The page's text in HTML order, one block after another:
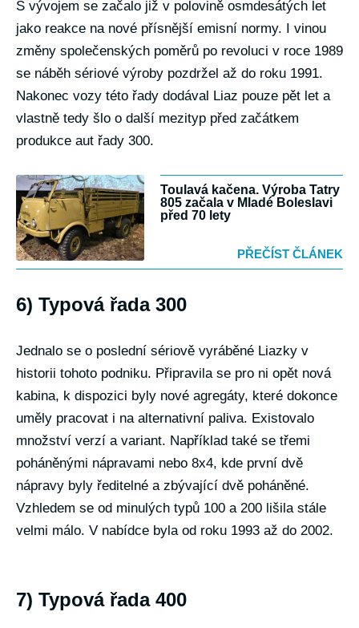
S vývojem se začalo již v polovině osmdesátých let
jako reakce na nové přísnější emisní normy. I vinou
změny společenských poměrů po revoluci v roce 1989
se náběh sériové výroby pozdržel až do roku 1991.
Nakonec vozy této řady dodával Liaz pouze pět let a
vlastně tedy šlo o další mezityp před začátkem
produkce aut řady 300.
Toulavá kačena. Výroba Tatry
805 začala v Mladé Boleslavi
před 70 lety
PŘEČÍST ČLÁNEK
6) Typová řada 300
Jednalo se o poslední sériově vyráběné Liazky v
historii tohoto podniku. Připravila se pro ni opět nová
kabina, k dispozici byly nové agregáty, které dokonce
uměly pracovat i na alternativní paliva. Existovalo
množství verzí a variant. Například také se třemi
poháněnými nápravami nebo 8x4, kde první dvě
nápravy byly ředitelné a zbývající dvě poháněné.
Vzhledem se od minulých typů 100 a 200 lišila stále
velmi málo. V nabídce byla od roku 1993 až do 2002.
7) Typová řada 400